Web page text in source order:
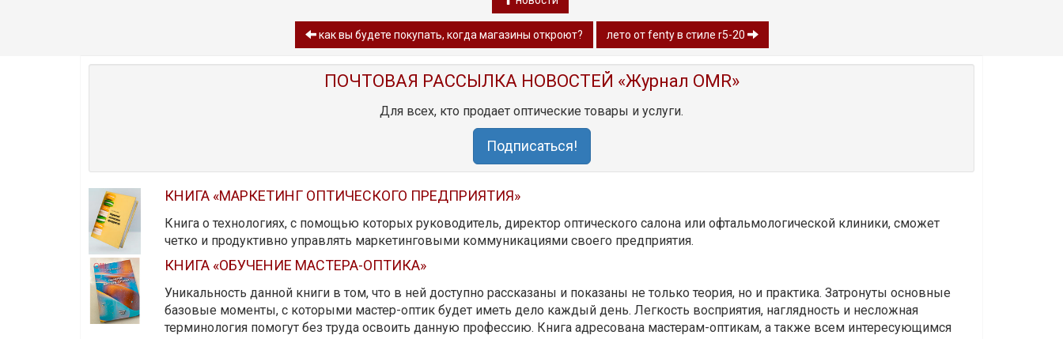
как вы будете покупать, когда магазины откроют? лето от fenty в стиле r5-20
ПОЧТОВАЯ РАССЫЛКА НОВОСТЕЙ «Журнал OMR»
Для всех, кто продает оптические товары и услуги.
Подписаться!
КНИГА «МАРКЕТИНГ ОПТИЧЕСКОГО ПРЕДПРИЯТИЯ»
Книга о технологиях, с помощью которых руководитель, директор оптического салона или офтальмологической клиники, сможет
четко и продуктивно управлять маркетинговыми коммуникациями своего предприятия.
КНИГА «ОБУЧЕНИЕ МАСТЕРА-ОПТИКА»
Уникальность данной книги в том, что в ней доступно рассказаны и показаны не только теория, но и практика. Затронуты основные
базовые моменты, с которыми мастер-оптик будет иметь дело каждый день. Легкость восприятия, наглядность и несложная
терминология помогут без труда освоить данную профессию. Книга адресована мастерам-оптикам, а также всем интересующимся